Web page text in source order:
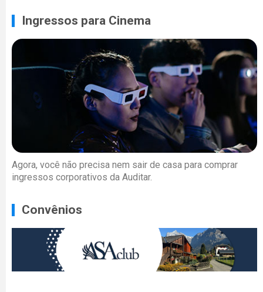
Ingressos para Cinema
Agora, você não precisa nem sair de casa para comprar
ingressos corporativos da Auditar.
Convênios